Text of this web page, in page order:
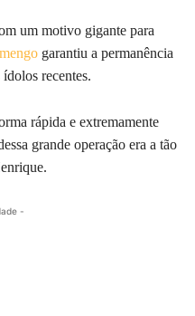
um motivo gigante para
garantiu a permanência
recentes.
rápida e extremamente
grande operação era a tão
-